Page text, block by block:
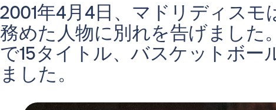
2001年4月4日、マドリディスモ
務めた人物に別れを告げました
で15タイトル、バスケットボー
ました。